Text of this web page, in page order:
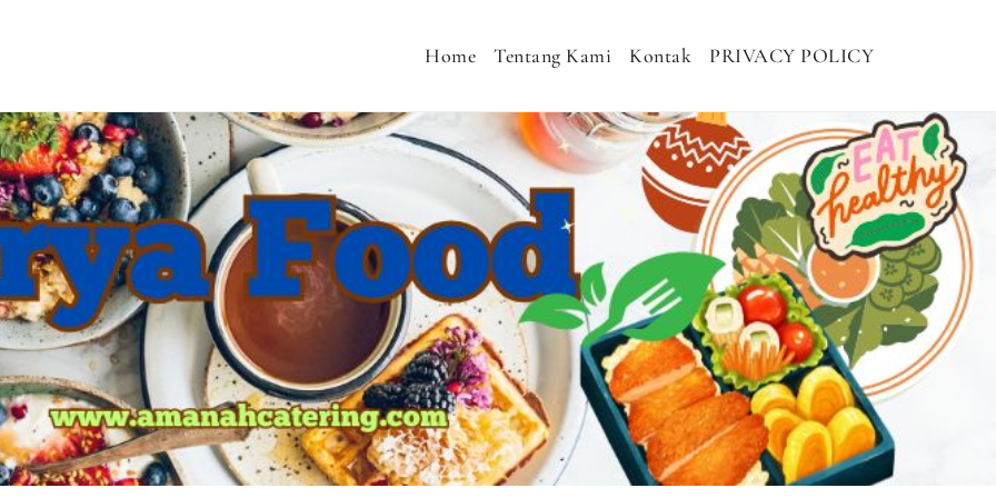
MENU SEHAT, CATERING PERNIKAHAN, JASA AQIQAH MURAH, NASI KOTAK SEHAT, NASI
Home Tentang Kami Kontak PRIVACY POLICY